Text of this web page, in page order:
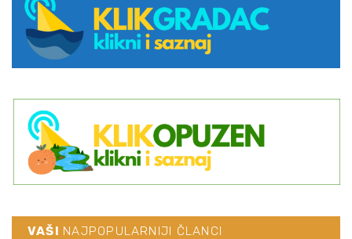
VAŠI NAJPOPULARNIJI ČLANCI